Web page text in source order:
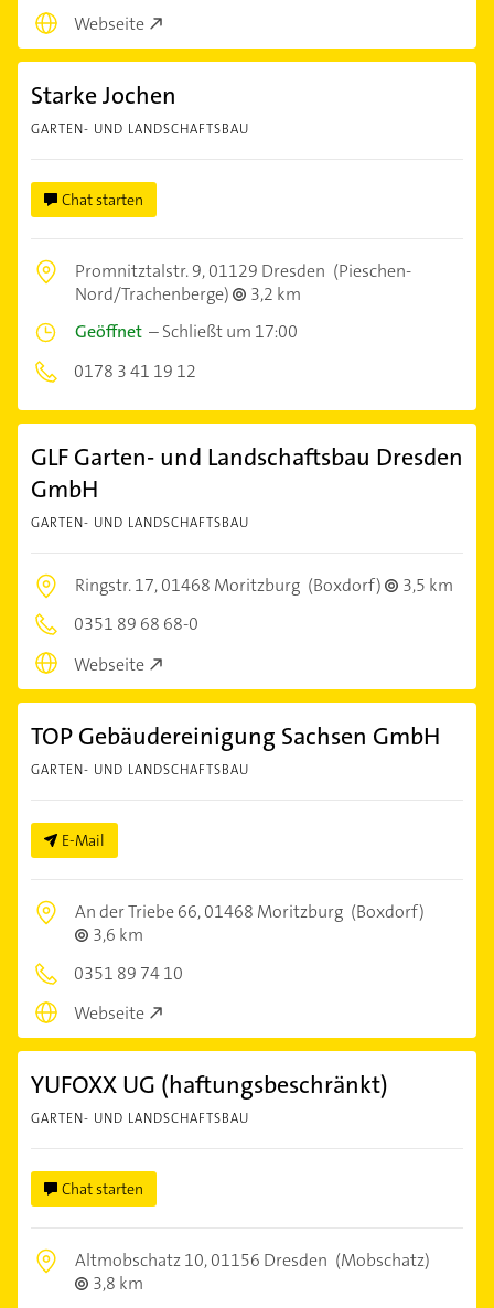
Webseite
Starke Jochen
GARTEN- UND LANDSCHAFTSBAU
Chat starten
Promnitztalstr. 9,01129 Dresden (Pieschen-
Nord/Trachenberge)
3,2 km
Geöffnet –Schließt um 17:00
0178 3 41 19 12
GLF Garten- und Landschaftsbau Dresden
GmbH
GARTEN- UND LANDSCHAFTSBAU
Ringstr. 17,01468 Moritzburg (Boxdorf)
3,5 km
0351 89 68 68-0
Webseite
TOP Gebäudereinigung Sachsen GmbH
GARTEN- UND LANDSCHAFTSBAU
E-Mail
An der Triebe 66,01468 Moritzburg (Boxdorf)
3,6 km
0351 89 74 10
Webseite
YUFOXX UG (haftungsbeschränkt)
GARTEN- UND LANDSCHAFTSBAU
Chat starten
Altmobschatz 10,01156 Dresden (Mobschatz)
3,8 km